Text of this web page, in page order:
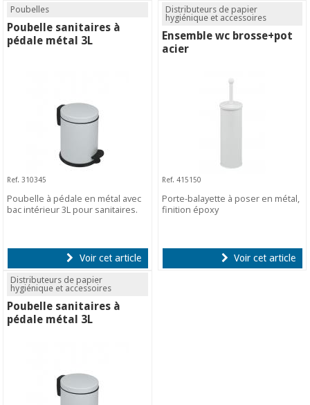
Poubelles
Poubelle sanitaires à
pédale métal 3L
Ref. 310345
Poubelle à pédale en métal avec
bac intérieur 3L pour sanitaires.
Voir cet article
Distributeurs de papier
hygiénique et accessoires
Ensemble wc brosse+pot
acier
Ref. 415150
Porte-balayette à poser en métal,
finition époxy
Voir cet article
Distributeurs de papier
hygiénique et accessoires
Poubelle sanitaires à
pédale métal 3L